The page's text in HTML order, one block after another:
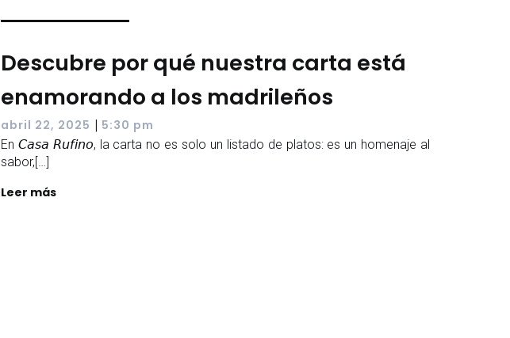
Descubre por qué nuestra carta está
enamorando a los madrileños
abril 22, 2025 | 5:30 pm
En 𝘊𝘢𝘴𝘢 𝘙𝘶𝘧𝘪𝘯𝘰, la carta no es solo un listado de platos: es un homenaje al
sabor,[…]
Leer más